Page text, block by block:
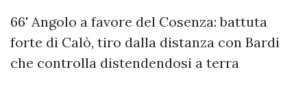
66' Angolo a favore del Cosenza: battuta
forte di Calò, tiro dalla distanza con Bardi
che controlla distendendosi a terra